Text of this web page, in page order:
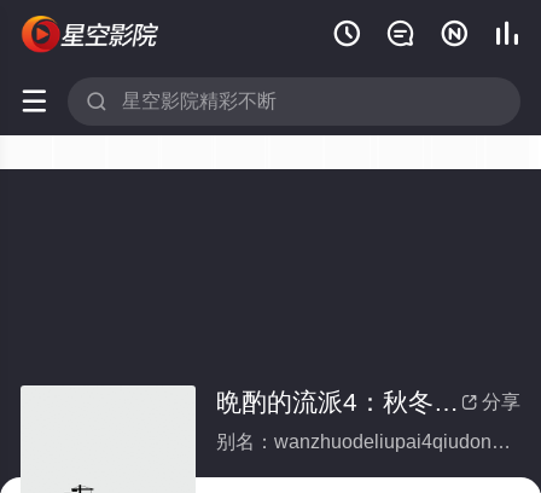
   
 
 分享
晩酌的流派4：秋冬篇(全集)
别名：wanzhuodeliupai4qiudongpian